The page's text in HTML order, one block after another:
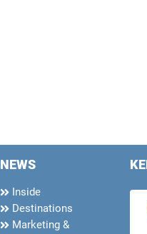
NEWS
Inside
Destinations
Marketing &